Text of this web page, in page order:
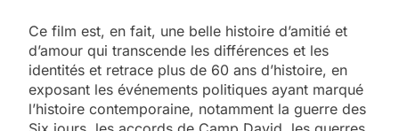
​Ce film est, en fait, une belle histoire d’amitié et
d’amour qui transcende les différences et les
identités et retrace plus de 60 ans d’histoire, en
exposant les événements politiques ayant marqué
l’histoire contemporaine, notamment la guerre des